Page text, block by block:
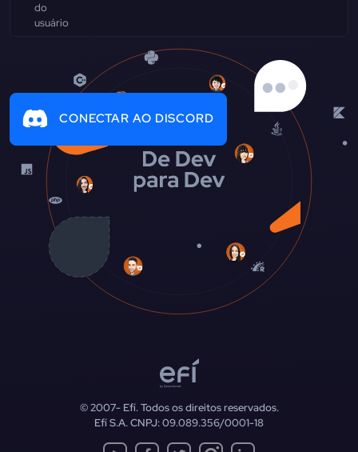
CONECTAR AO DISCORD
© 2007-Efí. Todos os direitos reservados.
Efí S.A. CNPJ: 09.089.356/0001-18